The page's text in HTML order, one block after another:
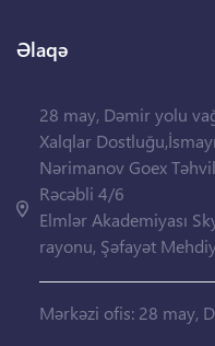
Əlaqə
28 may, Dəmir yolu
Xalqlar
Nərimanov Goex
Rəcəbli 4/6
Elmlər Akademiyası
rayonu, Şəfayət
Mərkəzi ofis: 28 may,